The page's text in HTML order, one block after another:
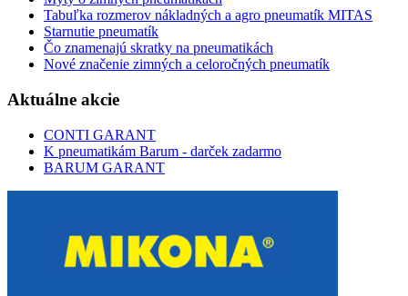
Tabuľka rozmerov nákladných a agro pneumatík MITAS
Starnutie pneumatík
Čo znamenajú skratky na pneumatikách
Nové značenie zimných a celoročných pneumatík
Aktuálne akcie
CONTI GARANT
K pneumatikám Barum - darček zadarmo
BARUM GARANT